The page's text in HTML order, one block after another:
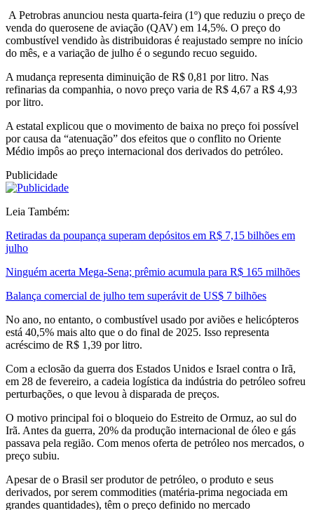
A Petrobras anunciou nesta quarta-feira (1º) que reduziu o preço de
venda do querosene de aviação (QAV) em 14,5%. O preço do
combustível vendido às distribuidoras é reajustado sempre no início
do mês, e a variação de julho é o segundo recuo seguido.
A mudança representa diminuição de R$ 0,81 por litro. Nas
refinarias da companhia, o novo preço varia de R$ 4,67 a R$ 4,93
por litro.
A estatal explicou que o movimento de baixa no preço foi possível
por causa da “atenuação” dos efeitos que o conflito no Oriente
Médio impôs ao preço internacional dos derivados do petróleo.
Publicidade
Leia Também:
Retiradas da poupança superam depósitos em R$ 7,15 bilhões em
julho
Ninguém acerta Mega-Sena; prêmio acumula para R$ 165 milhões
Balança comercial de julho tem superávit de US$ 7 bilhões
No ano, no entanto, o combustível usado por aviões e helicópteros
está 40,5% mais alto que o do final de 2025. Isso representa
acréscimo de R$ 1,39 por litro.
Com a eclosão da guerra dos Estados Unidos e Israel contra o Irã,
em 28 de fevereiro, a cadeia logística da indústria do petróleo sofreu
perturbações, o que levou à disparada de preços.
O motivo principal foi o bloqueio do Estreito de Ormuz, ao sul do
Irã. Antes da guerra, 20% da produção internacional de óleo e gás
passava pela região. Com menos oferta de petróleo nos mercados, o
preço subiu.
Apesar de o Brasil ser produtor de petróleo, o produto e seus
derivados, por serem commodities (matéria-prima negociada em
grandes quantidades), têm o preço definido no mercado